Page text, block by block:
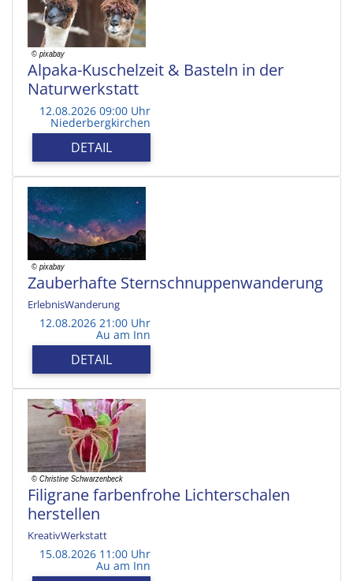
Alpaka-Kuschelzeit & Basteln in der
Naturwerkstatt
12.08.2026 09:00 Uhr
Niederbergkirchen
DETAIL
Zauberhafte Sternschnuppenwanderung
ErlebnisWanderung
12.08.2026 21:00 Uhr
Au am Inn
DETAIL
Filigrane farbenfrohe Lichterschalen
herstellen
KreativWerkstatt
15.08.2026 11:00 Uhr
Au am Inn